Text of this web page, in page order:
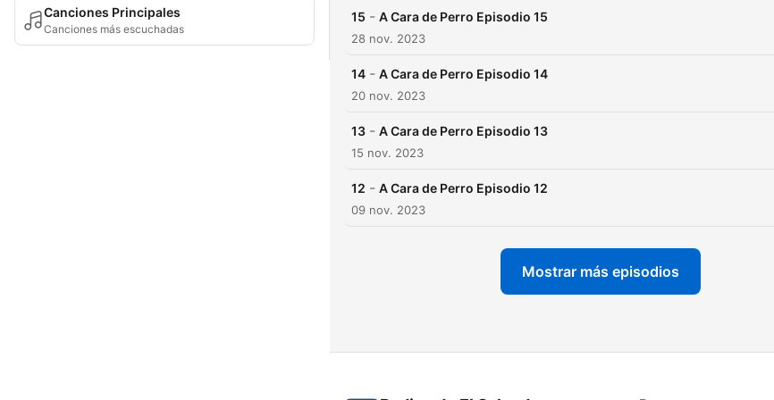
Canciones Principales
Canciones más escuchadas
15 - A Cara de Perro Episodio 15
28 nov. 2023
14 - A Cara de Perro Episodio 14
20 nov. 2023
13 - A Cara de Perro Episodio 13
15 nov. 2023
12 - A Cara de Perro Episodio 12
09 nov. 2023
Mostrar más episodios